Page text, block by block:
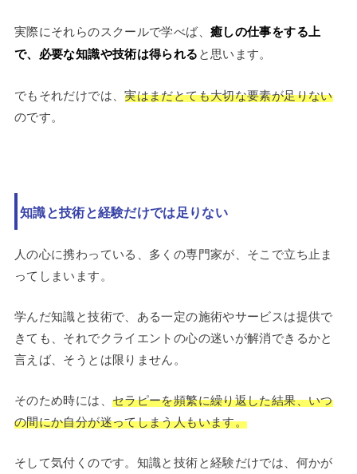
実際にそれらのスクールで学べば、 癒しの仕事をする上
で、必要な知識や技術は得られると思います。
でもそれだけでは、実はまだとても大切な要素が足りない
のです。
知識と技術と経験だけでは足りない
人の心に携わっている、多くの専門家が、そこで立ち止ま
ってしまいます。
学んだ知識と技術で、ある一定の施術やサービスは提供で
きても、それでクライエントの心の迷いが解消できるかと
言えば、そうとは限りません。
そのため時には、 セラピーを頻繁に繰り返した結果、いつ
の間にか自分が迷ってしまう人もいます。
そして気付くのです。知識と技術と経験だけでは、何かが